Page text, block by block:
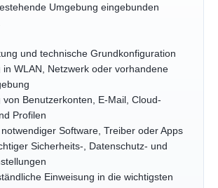
Umgebung eingebunden
und technische Grundkonfiguration
in WLAN, Netzwerk oder vorhandene
von Benutzerkonten, E-Mail, Cloud-
Profilen
Software, Treiber oder Apps
Sicherheits-, Datenschutz- und
Einweisung in die wichtigsten